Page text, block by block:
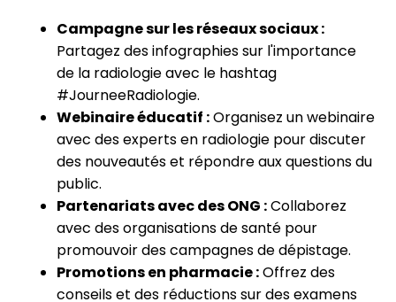
Campagne sur les réseaux sociaux :
Partagez des infographies sur l'importance
de la radiologie avec le hashtag
#JourneeRadiologie.
Webinaire éducatif :Organisez un webinaire
avec des experts en radiologie pour discuter
des nouveautés et répondre aux questions du
public.
Partenariats avec des ONG :Collaborez
avec des organisations de santé pour
promouvoir des campagnes de dépistage.
Promotions en pharmacie :Offrez des
conseils et des réductions sur des examens